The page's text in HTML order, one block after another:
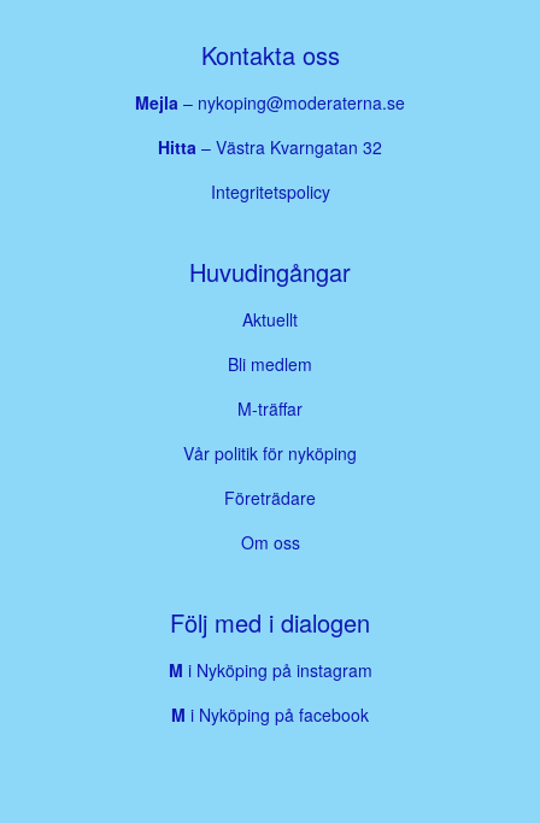
Kontakta oss
Mejla – nykoping@moderaterna.se
Hitta – Västra Kvarngatan 32
Integritetspolicy
Huvudingångar
Aktuellt
Bli medlem
M-träffar
Vår politik för nyköping
Företrädare
Om oss
Följ med i dialogen
M i Nyköping på instagram
M i Nyköping på facebook